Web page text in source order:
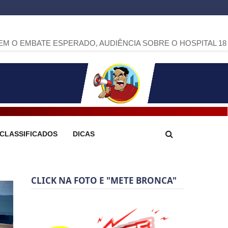
ESPERADO, AUDIÊNCIA SOBRE O HOSPITAL 18 DE
CLASSIFICADOS DICAS
CLICK NA FOTO E "METE BRONCA"